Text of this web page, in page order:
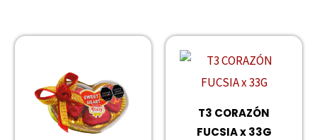
T3 CORAZÓN
FUCSIA x 33G